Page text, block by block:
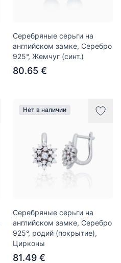
Серебряные серьги на
английском замке, Серебро
925°, Жемчуг (синт.)
80.65 €
Нет в наличии
Серебряные серьги на
английском замке, Серебро
925°, родий (покрытие),
Цирконы
81.49 €